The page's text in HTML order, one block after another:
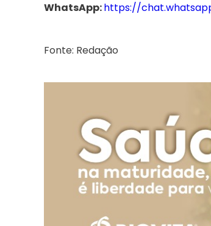
WhatsApp:https://
Fonte: Redação